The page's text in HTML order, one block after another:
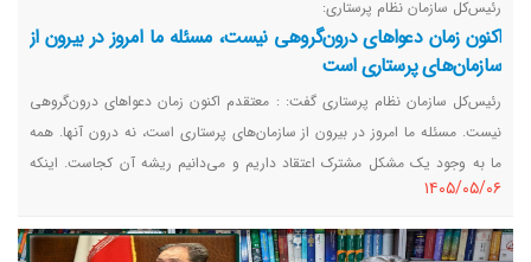
رئیس‌کل سازمان نظام پرستاری:
اکنون زمان دعواهای درون‌گروهی نیست، مسئله ما امروز در بیرون از
سازمان‌های پرستاری است
رئیس‌کل سازمان نظام پرستاری گفت: : معتقدم اکنون زمان دعواهای درون‌گروهی
نیست. مسئله ما امروز در بیرون از سازمان‌های پرستاری است، نه درون آنها. همه
ما به وجود یک مشکل مشترک اعتقاد داریم و می‌دانیم ریشه آن کجاست. اینکه
علت بحران را به اختلافات درون‌خانوادگی و درون‌سازمانی نسبت دهیم، صحیح
نیست.
١٤٠٥/٠٥/٠٦